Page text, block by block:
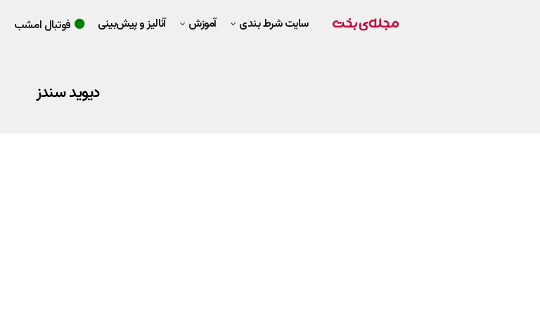
سایت شرط بندی آموزش آنالیز و پیش‌بینی فوتبال امشب
دیوید سندز